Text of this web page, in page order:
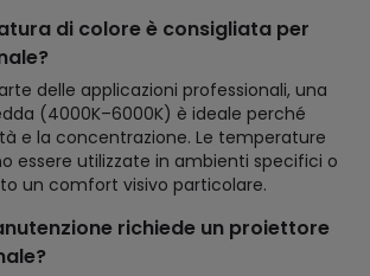
di colore è consigliata per
delle applicazioni professionali, una
(4000K–6000K) è ideale perché
e la concentrazione. Le temperature
essere utilizzate in ambienti specifici o
un comfort visivo particolare.
richiede un proiettore